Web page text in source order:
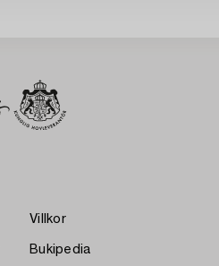
Villkor
Bukipedia